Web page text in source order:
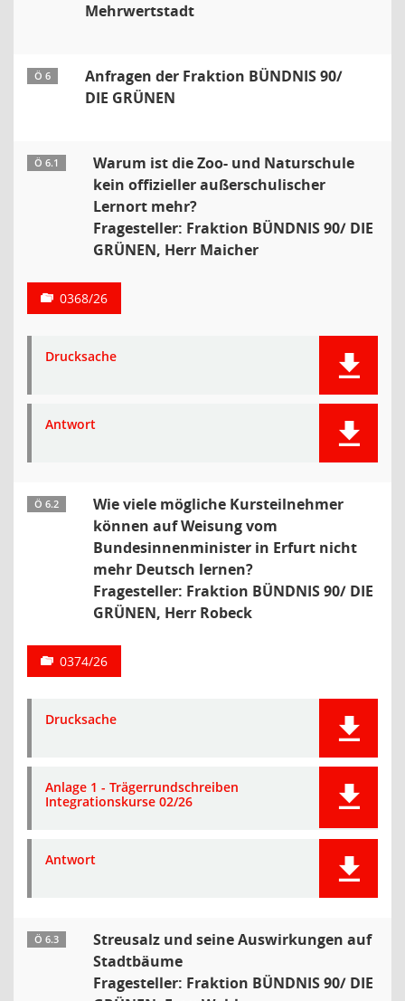
Mehrwertstadt
Ö 6
Anfragen der Fraktion BÜNDNIS 90/
DIE GRÜNEN
Ö 6.1
Warum ist die Zoo- und Naturschule
kein offizieller außerschulischer
Lernort mehr?
Fragesteller: Fraktion BÜNDNIS 90/ DIE
GRÜNEN, Herr Maicher
0368/26
Drucksache
Antwort
Ö 6.2
Wie viele mögliche Kursteilnehmer
können auf Weisung vom
Bundesinnenminister in Erfurt nicht
mehr Deutsch lernen?
Fragesteller: Fraktion BÜNDNIS 90/ DIE
GRÜNEN, Herr Robeck
0374/26
Drucksache
Anlage 1 - Trägerrundschreiben
Integrationskurse 02/26
Antwort
Ö 6.3
Streusalz und seine Auswirkungen auf
Stadtbäume
Fragesteller: Fraktion BÜNDNIS 90/ DIE